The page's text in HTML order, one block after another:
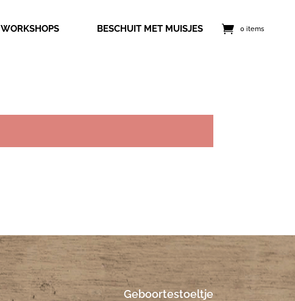
WORKSHOPS BESCHUIT MET MUISJES 0 items
Geboortestoeltje